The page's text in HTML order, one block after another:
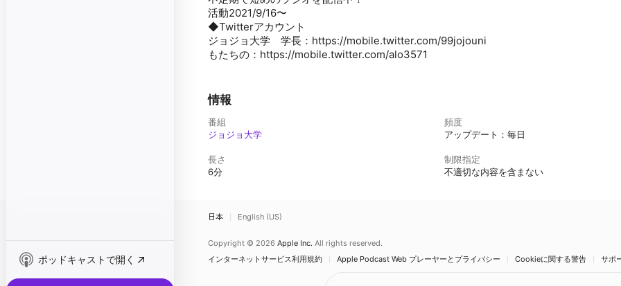
ポッドキャストで開く
活動2021/9/16〜
◆Twitterアカウント
ジョジョ大学 学長：https://mobile.twitter.com/99jojouni
もたちの：https://mobile.twitter.com/alo3571
情報
番組
ジョジョ大学
頻度
アップデート：毎日
長さ
6分
制限指定
不適切な内容を含まない
日本 English (US)
Copyright © 2026 Apple Inc. All rights reserved.
インターネットサービス利用規約
Apple Podcast Web プレーヤーとプライバシー Cookieに関する警告 サポ